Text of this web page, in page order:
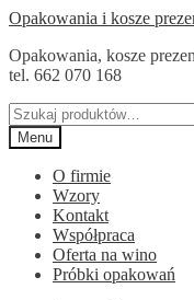
Przejdź
nawigacji
Przejdź
treści
Opakowania i kosze
Opakowania, kosze
tel. 662 070 168
Szukaj:
Menu
O firmie
Wzory
Kontakt
Współpraca
Oferta na wino
Próbki opakowań